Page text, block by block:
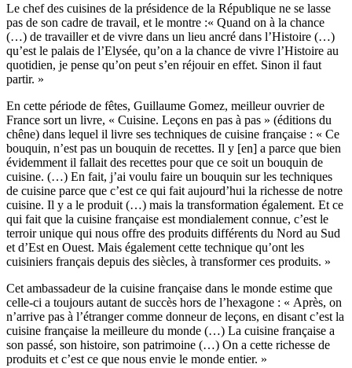
Le chef des cuisines de la présidence de la République ne se lasse
pas de son cadre de travail, et le montre :« Quand on à la chance
(…) de travailler et de vivre dans un lieu ancré dans l’Histoire (…)
qu’est le palais de l’Elysée, qu’on a la chance de vivre l’Histoire au
quotidien, je pense qu’on peut s’en réjouir en effet. Sinon il faut
partir. »
En cette période de fêtes, Guillaume Gomez, meilleur ouvrier de
France sort un livre, « Cuisine. Leçons en pas à pas » (éditions du
chêne) dans lequel il livre ses techniques de cuisine française : « Ce
bouquin, n’est pas un bouquin de recettes. Il y [en] a parce que bien
évidemment il fallait des recettes pour que ce soit un bouquin de
cuisine. (…) En fait, j’ai voulu faire un bouquin sur les techniques
de cuisine parce que c’est ce qui fait aujourd’hui la richesse de notre
cuisine. Il y a le produit (…) mais la transformation également. Et ce
qui fait que la cuisine française est mondialement connue, c’est le
terroir unique qui nous offre des produits différents du Nord au Sud
et d’Est en Ouest. Mais également cette technique qu’ont les
cuisiniers français depuis des siècles, à transformer ces produits. »
Cet ambassadeur de la cuisine française dans le monde estime que
celle-ci a toujours autant de succès hors de l’hexagone : « Après, on
n’arrive pas à l’étranger comme donneur de leçons, en disant c’est la
cuisine française la meilleure du monde (…) La cuisine française a
son passé, son histoire, son patrimoine (…) On a cette richesse de
produits et c’est ce que nous envie le monde entier. »